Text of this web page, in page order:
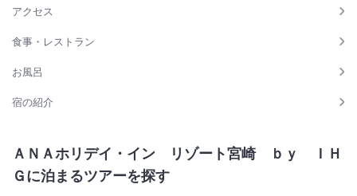
アクセス
食事・レストラン
お風呂
宿の紹介
ＡＮＡホリデイ・イン リゾート宮崎 ｂｙ ＩＨ
Ｇに泊まるツアーを探す